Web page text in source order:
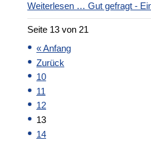
Weiterlesen …Gut gefragt -
Seite 13 von 21
« Anfang
Zurück
10
11
12
13
14